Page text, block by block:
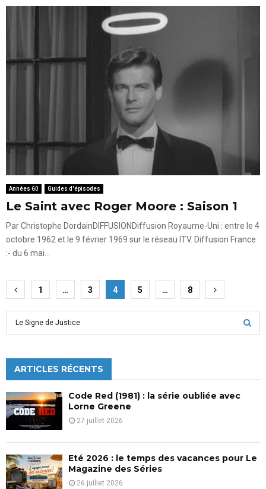
Années 60 Guides d'épisodes
Le Saint avec Roger Moore : Saison 1
Par Christophe DordainDIFFUSIONDiffusion Royaume-Uni : entre le 4
octobre 1962 et le 9 février 1969 sur le réseau ITV. Diffusion France
:- du 6 mai...
Pagination
des
publications
1 … 3 4 5 … 8
h
f
o
r
:
C
ARTICLES RÉCENTS
Code Red (1981) : la série oubliée avec
Lorne Greene
27 juillet 2026
Eté 2026 : le temps des vacances pour Le
Magazine des Séries
26 juillet 2026